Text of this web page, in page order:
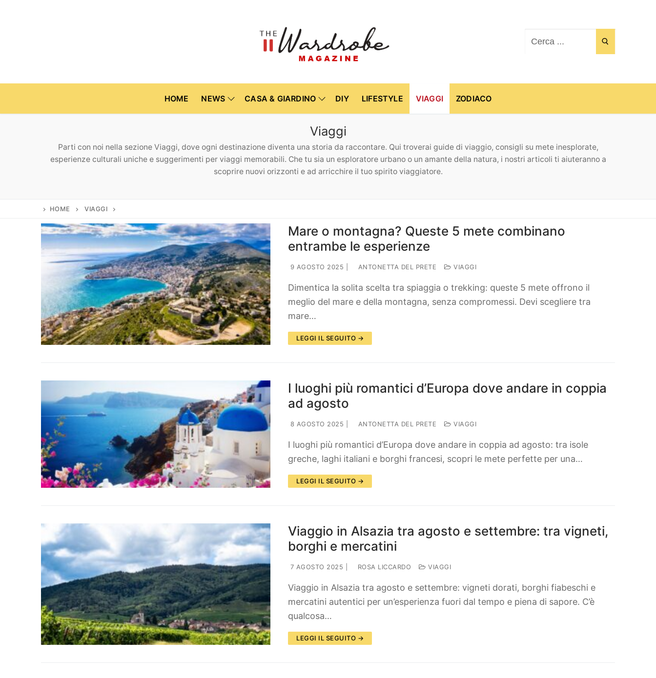
HOME NEWS CASA & GIARDINO DIY LIFESTYLE VIAGGI ZODIACO
Home
Arredamento
Piante e fiori
DIY
Lifestyle
Viaggi
Zodiaco
Viaggi
Parti con noi nella sezione Viaggi, dove ogni destinazione diventa una storia da raccontare. Qui troverai guide di viaggio, consigli su mete inesplorate,
esperienze culturali uniche e suggerimenti per viaggi memorabili. Che tu sia un esploratore urbano o un amante della natura, i nostri articoli ti aiuteranno a
scoprire nuovi orizzonti e ad arricchire il tuo spirito viaggiatore.
HOME VIAGGI
Mare o montagna? Queste 5 mete combinano
entrambe le esperienze
9 AGOSTO 2025 ANTONETTA DEL PRETE VIAGGI
Dimentica la solita scelta tra spiaggia o trekking: queste 5 mete offrono il
meglio del mare e della montagna, senza compromessi. Devi scegliere tra
mare…
LEGGI IL SEGUITO →
I luoghi più romantici d’Europa dove andare in coppia
ad agosto
8 AGOSTO 2025 ANTONETTA DEL PRETE VIAGGI
I luoghi più romantici d’Europa dove andare in coppia ad agosto: tra isole
greche, laghi italiani e borghi francesi, scopri le mete perfette per una…
LEGGI IL SEGUITO →
Viaggio in Alsazia tra agosto e settembre: tra vigneti,
borghi e mercatini
7 AGOSTO 2025 ROSA LICCARDO VIAGGI
Viaggio in Alsazia tra agosto e settembre: vigneti dorati, borghi fiabeschi e
mercatini autentici per un’esperienza fuori dal tempo e piena di sapore. C’è
qualcosa…
LEGGI IL SEGUITO →